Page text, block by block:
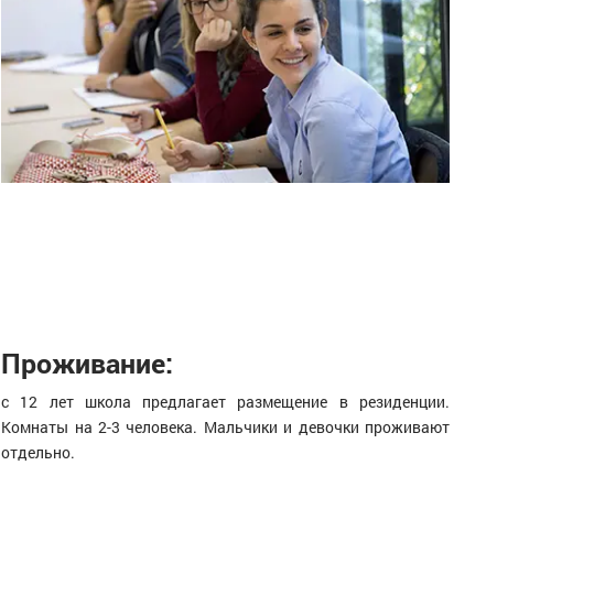
Проживание:
с 12 лет школа предлагает размещение в резиденции.
Комнаты на 2-3 человека. Мальчики и девочки проживают
отдельно.